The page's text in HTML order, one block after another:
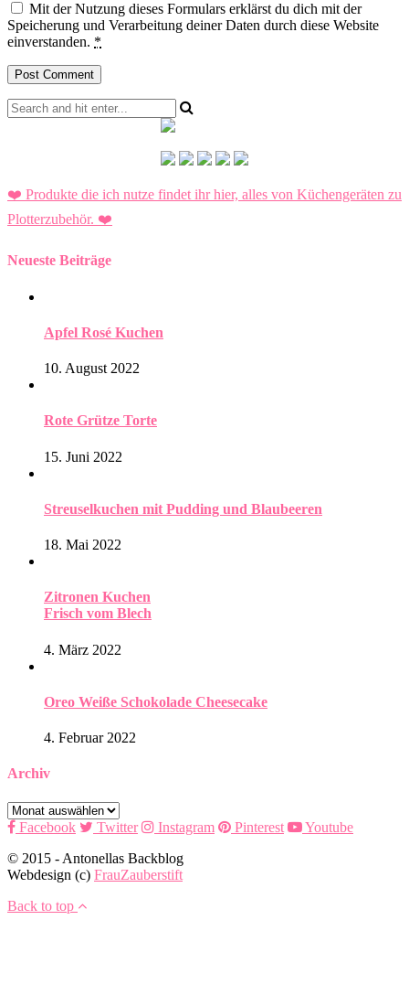
Mit der Nutzung dieses Formulars erklärst du dich mit der
Speicherung und Verarbeitung deiner Daten durch diese Website
einverstanden. *
❤️ Produkte die ich nutze findet ihr hier, alles von Küchengeräten zu
Plotterzubehör. ❤️
Neueste Beiträge
Apfel Rosé Kuchen
10. August 2022
Rote Grütze Torte
15. Juni 2022
Streuselkuchen mit Pudding und Blaubeeren
18. Mai 2022
Zitronen Kuchen
Frisch vom Blech
4. März 2022
Oreo Weiße Schokolade Cheesecake
4. Februar 2022
Archiv
Archiv
Facebook
Twitter Instagram Pinterest
Youtube
© 2015 - Antonellas Backblog
Webdesign (c) FrauZauberstift
Back to top